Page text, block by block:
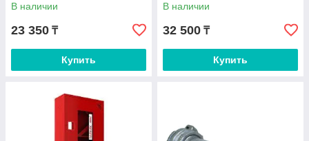
В наличии
23 350 ₸
Купить
В наличии
32 500 ₸
Купить